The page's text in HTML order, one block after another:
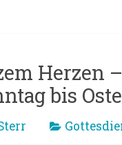
Herzen
bis